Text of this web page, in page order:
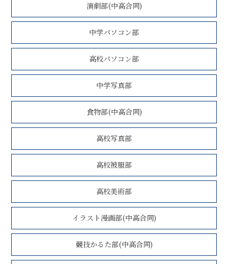
演劇部(中高合同)
中学パソコン部
高校パソコン部
中学写真部
食物部(中高合同)
高校写真部
高校被服部
高校美術部
イラスト漫画部(中高合同)
競技かるた部(中高合同)